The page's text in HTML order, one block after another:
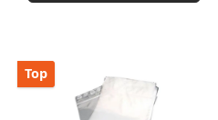
Top